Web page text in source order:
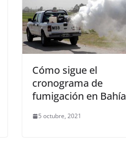
Cómo sigue el
cronograma de
fumigación en Bahía
5 octubre, 2021